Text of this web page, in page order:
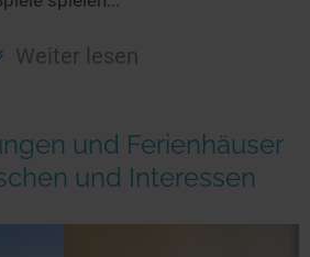
Weiter lesen
und Ferienhäuser
und Interessen